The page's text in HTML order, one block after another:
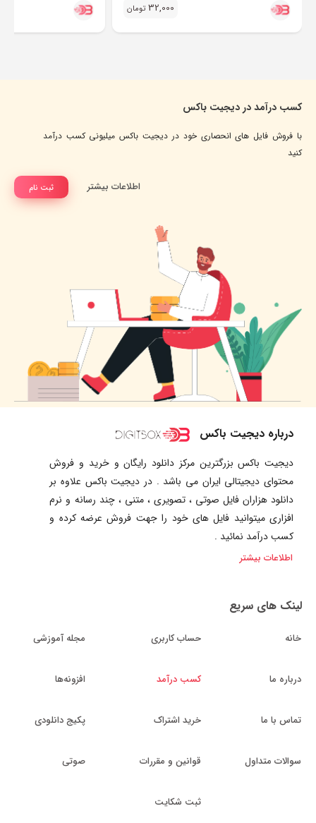
32,000 تومان
کسب درآمد در دیجیت باکس
با فروش فایل های انحصاری خود در دیجیت باکس میلیونی کسب درآمد
کنید
ثبت نام اطلاعات بیشتر
درباره دیجیت باکس
دیجیت باکس بزرگترین مرکز دانلود رایگان و خرید و فروش
محتوای دیجیتالی ایران می باشد . در دیجیت باکس علاوه بر
دانلود هزاران فایل صوتی ، تصویری ، متنی ، چند رسانه و نرم
افزاری میتوانید فایل های خود را جهت فروش عرضه کرده و
کسب درآمد نمائید .
اطلاعات بیشتر
لینک های سریع
خانه
درباره ما
تماس با ما
سوالات متداول
حساب کاربری
کسب درآمد
خرید اشتراک
قوانین و مقررات
ثبت شکایت
مجله آموزشی
افزونه‌ها
پکیج دانلودی
صوتی